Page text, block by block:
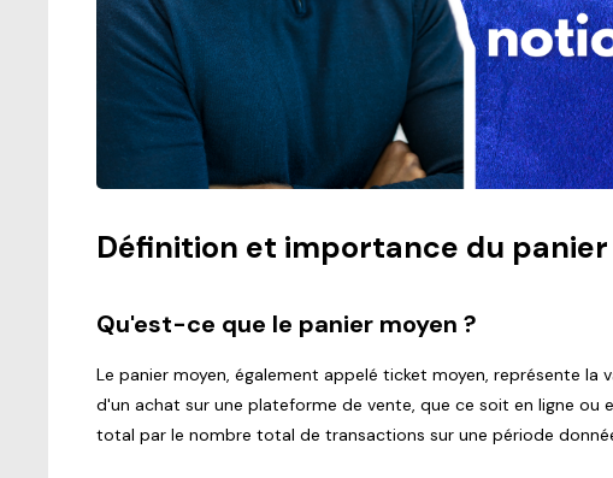
Définition et importance du panier
Qu'est-ce que le panier moyen ?
Le panier moyen, également appelé ticket moyen, représente
d'un achat sur une plateforme de vente, que ce soit en ligne ou
total par le nombre total de transactions sur une période